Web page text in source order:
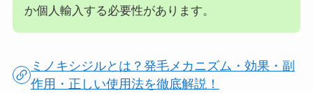
か個人輸入する必要性があります。
ミノキシジルとは？発毛メカニズム・効果・副
作用・正しい使用法を徹底解説！